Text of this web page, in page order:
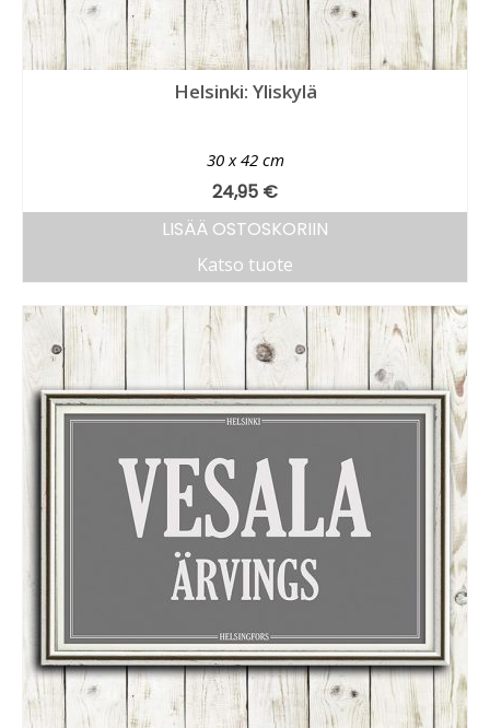
Helsinki: Yliskylä
30 x 42 cm
24,95 €
LISÄÄ OSTOSKORIIN
Katso tuote